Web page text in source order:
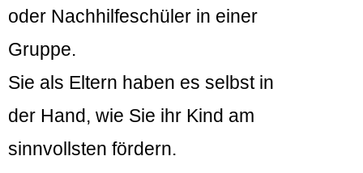
oder Nachhilfeschüler in einer
Gruppe.
Sie als Eltern haben es selbst in
der Hand, wie Sie ihr Kind am
sinnvollsten fördern.